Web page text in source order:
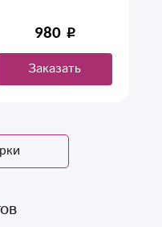
980
Заказать